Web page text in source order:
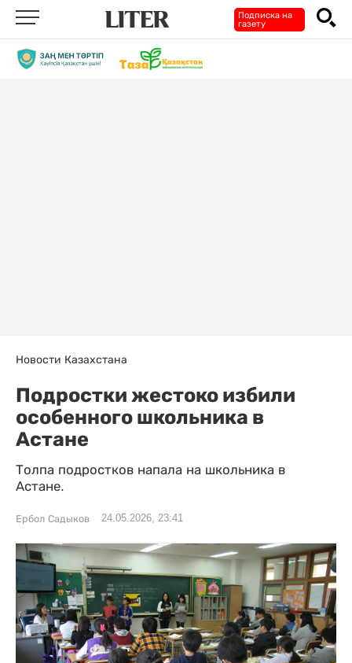
Подписка на
газету
Новости Казахстана
Подростки жестоко избили
особенного школьника в
Астане
Толпа подростков напала на школьника в
Астане.
Ербол Садыков 24.05.2026, 23:41